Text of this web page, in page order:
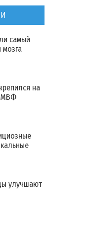
самый
на
МВФ
улучшают